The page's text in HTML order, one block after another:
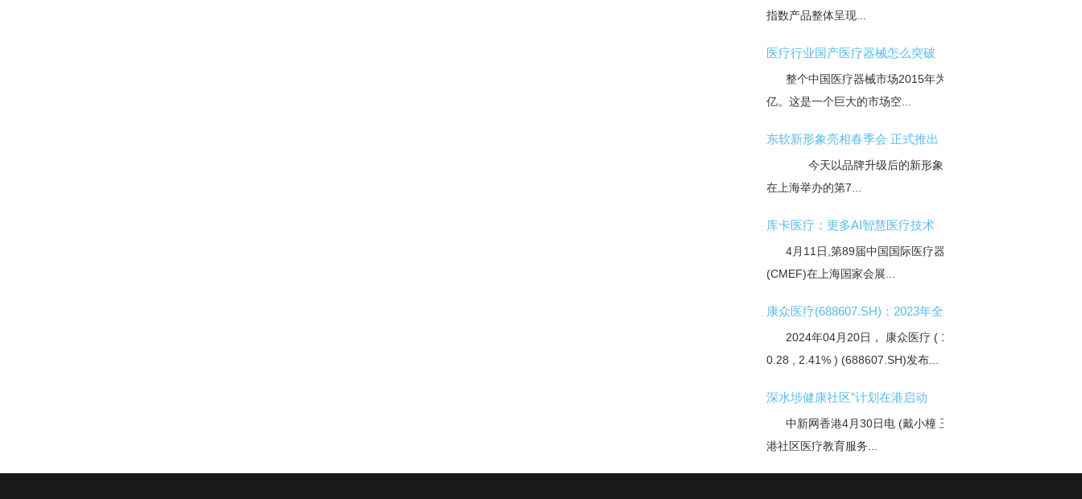
指数产品整体呈现...
医疗行业国产医疗器械怎么突破
整个中国医疗器械市场2015年为4800
亿。这是一个巨大的市场空...
东软新形象亮相春季会 正式推出
今天以品牌升级后的新形象首次亮相
在上海举办的第7...
库卡医疗：更多AI智慧医疗技术
4月11日,第89届中国国际医疗器械博览会
(CMEF)在上海国家会展...
康众医疗(688607.SH)：2023年全年实
2024年04月20日， 康众医疗 ( 11.910 ,
0.28 , 2.41% ) (688607.SH)发布...
深水埗健康社区”计划在港启动
中新网香港4月30日电 (戴小橦 王梁屹)香
港社区医疗教育服务...